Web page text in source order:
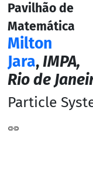
Pavilhão de
Matemática
Milton
Jara,IMPA,
Rio de
Particle